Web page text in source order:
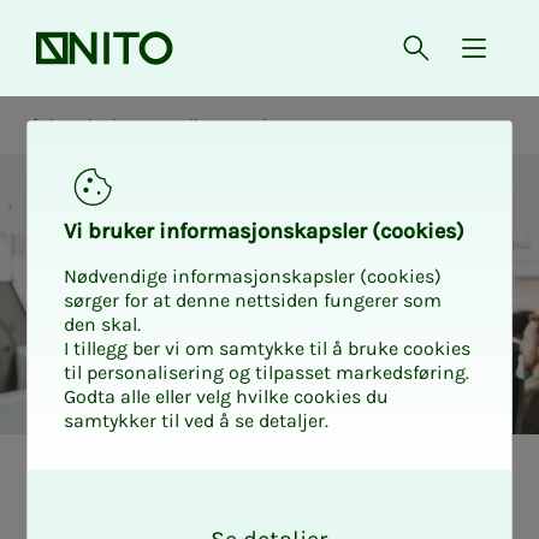
Forsiden Åpne søk
{
Oppsigelse og nedbemanning
Vi bru­­ker in­­for­­ma­­sjons­­kaps­­­ler (cookies)
Nødvendige informasjonskapsler (cookies)
sørger for at denne nettsiden fungerer som
den skal.
I tillegg ber vi om samtykke til å bruke cookies
til personalisering og tilpasset markedsføring.
Godta alle eller velg hvilke cookies du
samtykker til ved å se detaljer.